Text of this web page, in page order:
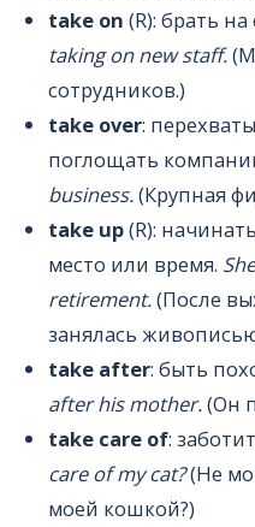
take on (R): брать
taking on new staff.
сотрудников.)
take over:
поглощать
business.(Крупная
take up(R):
место или время.
retirement.(После
занялась
take after: быть
after his mother.(Он
take care of:
care of my cat?(Не
моей кошкой?)